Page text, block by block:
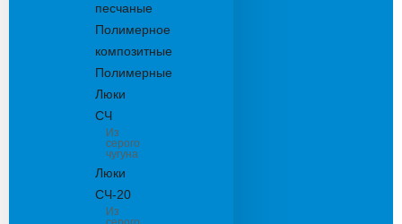
песчаные
Полимерное
композитные
Полимерные
Люки
СЧ
Из
серого
чугуна
Люки
СЧ-20
Из